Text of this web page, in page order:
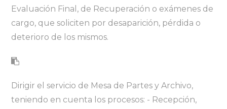
Evaluación Final, de Recuperación o exámenes de
cargo, que soliciten por desaparición, pérdida o
deterioro de los mismos.
Dirigir el servicio de Mesa de Partes y Archivo,
teniendo en cuenta los procesos: - Recepción,